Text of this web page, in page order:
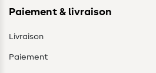
Paiement & livraison
Livraison
Paiement